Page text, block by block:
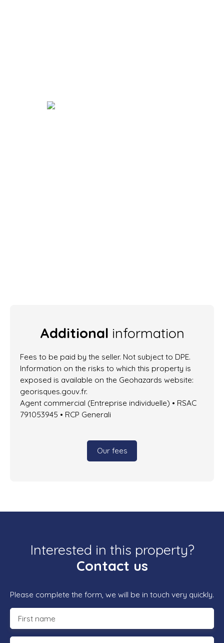
Additional information
Fees to be paid by the seller. Not subject to DPE.
Information on the risks to which this property is
exposed is available on the Geohazards website:
georisques.gouv.fr.
Agent commercial (Entreprise individuelle) • RSAC
791053945 • RCP Generali
Our fees
Interested in this property?
Contact us
Please complete the form, we will be in touch very quickly.
First name